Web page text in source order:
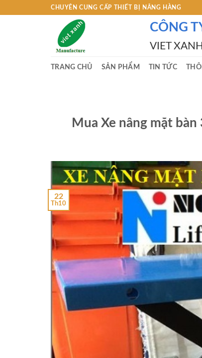
CHUYÊN CUNG CẤP THIẾT BỊ NÂNG HÀNG
CÔNG
VIET
TRANG CHỦ SẢN PHẨM TIN TỨC
Mua Xe nâng mặt
22
Th10